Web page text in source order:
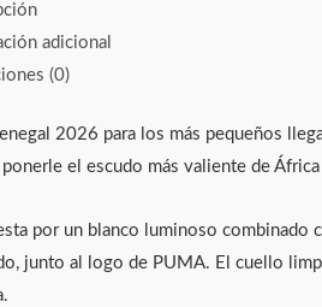
adicional
(0)
2026 para los más pequeños
el escudo más valiente de
por un blanco luminoso combinado
junto al logo de PUMA. El cuello